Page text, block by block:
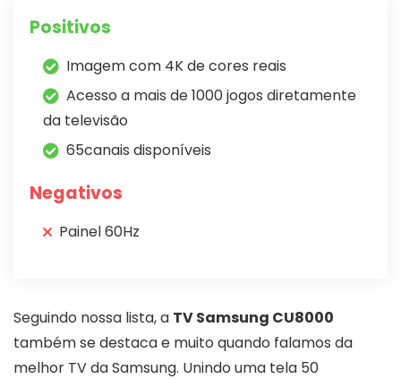
Positivos
Imagem com 4K de cores reais
Acesso a mais de 1000 jogos diretamente
da televisão
65canais disponíveis
Negativos
Painel 60Hz
Seguindo nossa lista, a TV Samsung CU8000
também se destaca e muito quando falamos da
melhor TV da Samsung. Unindo uma tela 50